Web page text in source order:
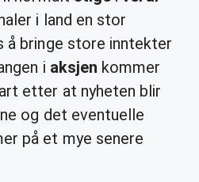
i land en stor
å bringe store inntekter
i aksjen kommer
etter at nyheten blir
og det eventuelle
på et mye senere